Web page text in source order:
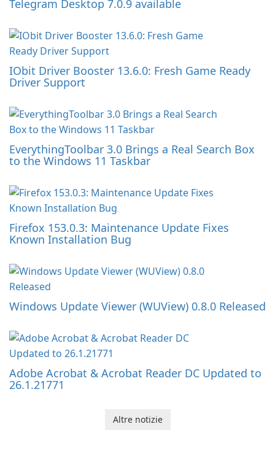
Telegram Desktop 7.0.9 available
IObit Driver Booster 13.6.0: Fresh Game Ready
Driver Support
EverythingToolbar 3.0 Brings a Real Search Box
to the Windows 11 Taskbar
Firefox 153.0.3: Maintenance Update Fixes
Known Installation Bug
Windows Update Viewer (WUView) 0.8.0 Released
Adobe Acrobat & Acrobat Reader DC Updated to
26.1.21771
Altre notizie